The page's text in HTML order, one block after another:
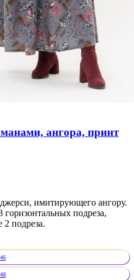
ангора, принт
имитирующего ангору.
горизонтальных подреза,
подреза.
46
48